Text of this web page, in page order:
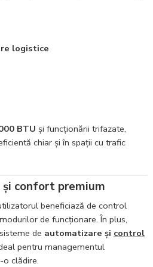
logistice
BTU și funcționării trifazate,
chiar și în spații cu trafic
confort premium
beneficiază de control
de funcționare. În plus,
de automatizare și control
pentru managementul
clădire.